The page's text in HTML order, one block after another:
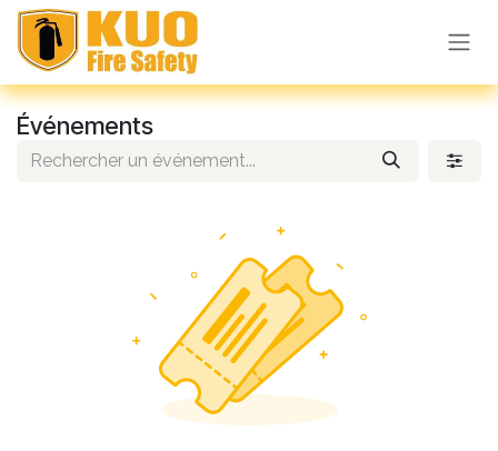
Se rendre au contenu
Événements